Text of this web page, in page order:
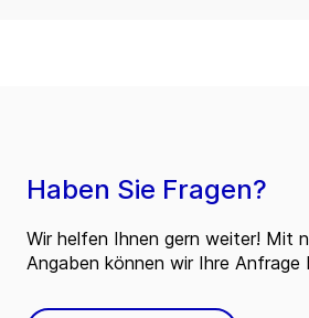
Haben Sie Fragen?
Wir helfen Ihnen gern weiter! Mit
Angaben können wir Ihre